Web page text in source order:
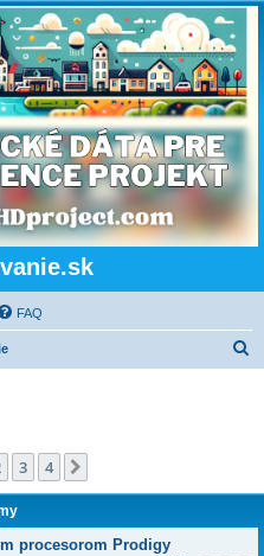
FAQ
3 4
procesorom Prodigy